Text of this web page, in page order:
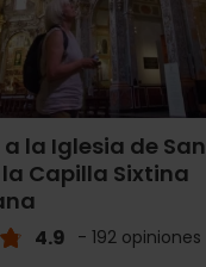
la Iglesia de San
Capilla Sixtina
4.9 - 192 opiniones